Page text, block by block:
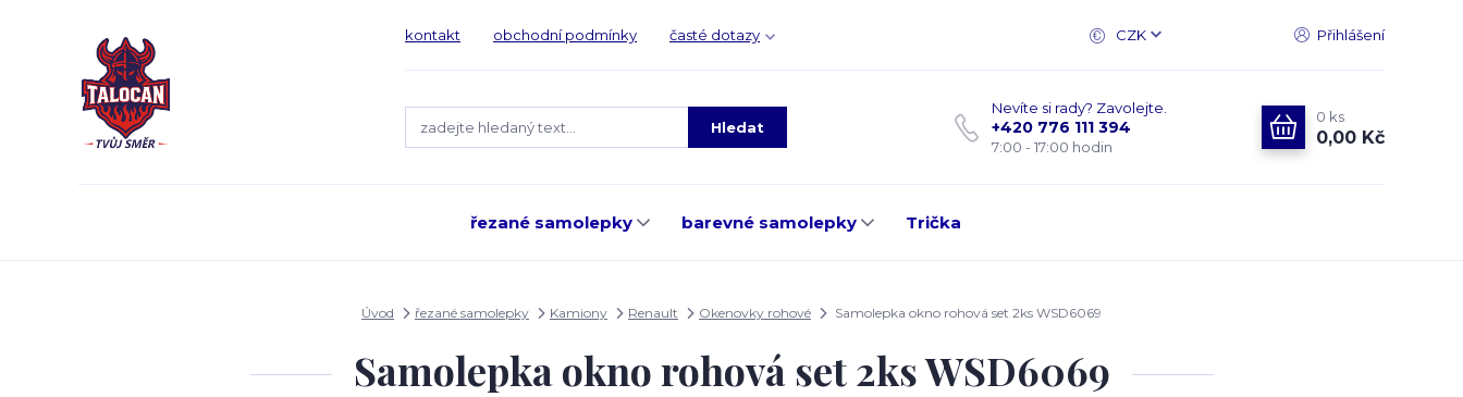
kontakt obchodní podmínky časté dotazy CZK Přihlášení
Hledat
Nevíte si rady? Zavolejte.
+420 776 111 394
7:00 - 17:00 hodin
0 ks
0,00 Kč
řezané samolepky barevné samolepky Trička
Úvod řezané samolepky Kamiony Renault Okenovky rohové Samolepka okno rohová set 2ks WSD6069
Samolepka okno rohová set 2ks WSD6069